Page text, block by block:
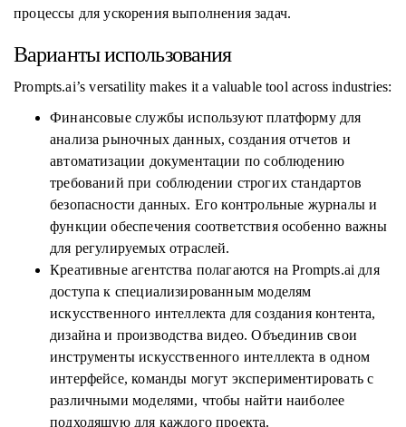
процессы для ускорения выполнения задач.
Варианты использования
Prompts.ai’s versatility makes it a valuable tool across industries:
Финансовые службы используют платформу для
анализа рыночных данных, создания отчетов и
автоматизации документации по соблюдению
требований при соблюдении строгих стандартов
безопасности данных. Его контрольные журналы и
функции обеспечения соответствия особенно важны
для регулируемых отраслей.
Креативные агентства полагаются на Prompts.ai для
доступа к специализированным моделям
искусственного интеллекта для создания контента,
дизайна и производства видео. Объединив свои
инструменты искусственного интеллекта в одном
интерфейсе, команды могут экспериментировать с
различными моделями, чтобы найти наиболее
подходящую для каждого проекта.